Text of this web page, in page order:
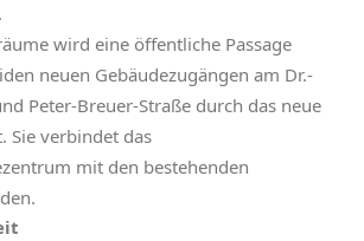
wird eine öffentliche Passage
neuen Gebäudezugängen am Dr.-
Peter-Breuer-Straße durch das neue
Sie verbindet das
mit den bestehenden